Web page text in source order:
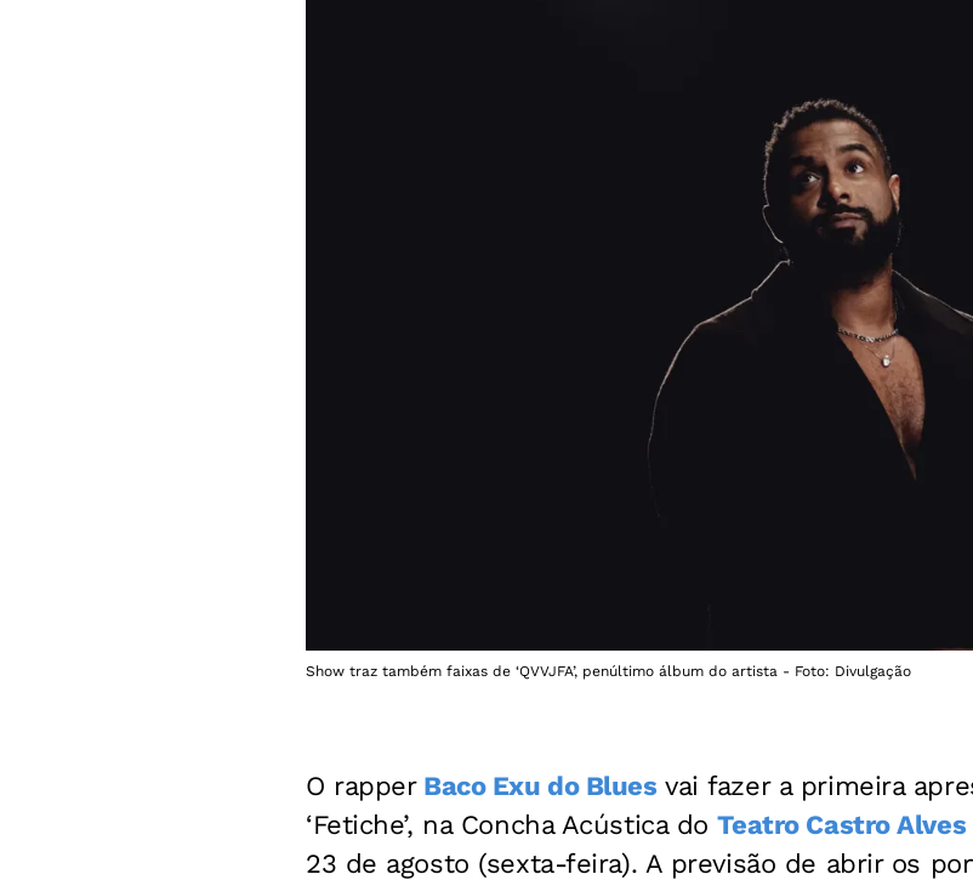
Show traz também faixas de ‘QVVJFA’, penúltimo álbum do artista - Foto: Divulgação
O rapperBaco Exu do Blues vai fazer a primeira
‘Fetiche’, na Concha Acústica doTeatro Castro Alves
23 de agosto (sexta-feira). A previsão de abrir os